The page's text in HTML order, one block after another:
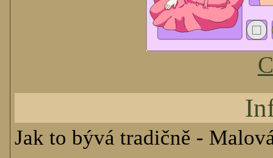
Jak to bývá tradičně -